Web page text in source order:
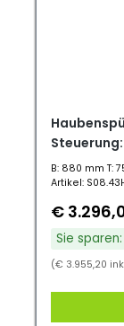
B: 880 mm T:
Artikel:
€
Sie
(€ 3.955,20